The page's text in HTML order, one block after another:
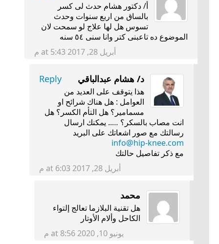
أ/ دكتور هشام حدث لى كسر
بالساق من اربع سنوات وحدث
تسوس هل لها علاج لو سمحت لان
الموضوع ده تاعبنى كتر وانا سنى ٥٤ سنه
أبريل 28, 2017 at 5:43 م
د/ هشام عبدالباقي Reply
هذا يتوقف على العديد من
العوامل : هل هناك شرائح او
مسمامير؟ هل التأم الكسر؟ هل
انت مصاب بالسكر؟ ….. يمكنك ارسال
رسالتك مع صور اشعاتك على البريد
info@hip-knee.com
مع ذكر تفاصيل حالتك
أبريل 28, 2017 at 6:03 م
محمد
هل تقنية البلازما تعالج إلتواء
الكاحل وألام الأوتار
يونيو 10, 2020 at 8:56 م